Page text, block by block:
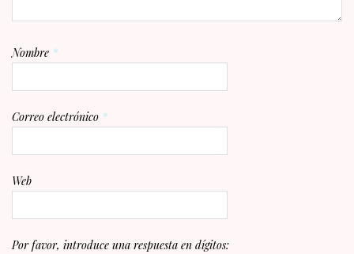
Nombre *
Correo electrónico *
Web
Por favor, introduce una respuesta en dígitos: